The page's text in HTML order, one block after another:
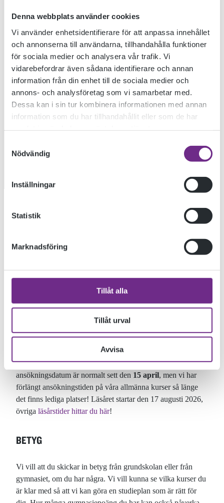
Denna webbplats använder cookies
Vi använder enhetsidentifierare för att anpassa innehållet
och annonserna till användarna, tillhandahålla funktioner
för sociala medier och analysera vår trafik. Vi
vidarebefordrar även sådana identifierare och annan
information från din enhet till de sociala medier och
annons- och analysföretag som vi samarbetar med.
Dessa kan i sin tur kombinera informationen med annan
information som du har tillhandahållit eller som de har
Nödvändig
Inställningar
Statistik
Marknadsföring
Tillåt alla
Tillåt urval
Avvisa
OM ANTAGNING
TILL ALLMÄN
KURS
LÄS MER
HUR DU ANSÖKER TILL ALLMÄN KURS
med din ansökan till Allmän kurs på Ölands folkhögskola.
När du söker till Allmän kurs behöver du skicka in
och telefonnummer till enreferenspersonoch skriva ett
. Har du varit ute i arbetlivet en längre tid
kan ettarbetsgivarintygockså vara bra att skicka in. Sista
ansökningsdatum är normalt sett den 15 april, men vi har
förlängt ansökningstiden på våra allmänna kurser så länge
det finns lediga platser! Läsåret startar den 17 augusti 2026,
övriga läsårstider hittar du här!
BETYG
Vi vill att du skickar in betyg från grundskolan eller från
gymnasiet, om du har några. Vi vill kunna se vilka kurser du
är klar med så att vi kan göra en studieplan som är rätt för